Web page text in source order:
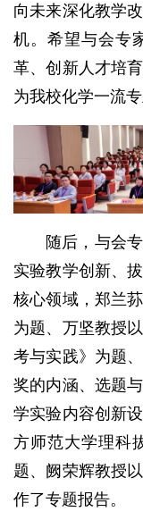
向未来深化教学
机。希望与会专
革、创新人才培
为我校化学一流
随后，与会
实验教学创新、
核心领域，郑兰
为题、万坚教授
考与实践》为题
奖的内涵、选题
学实验内容创新
方师范大学理科
题、阙荣辉教授
作了专题报告。